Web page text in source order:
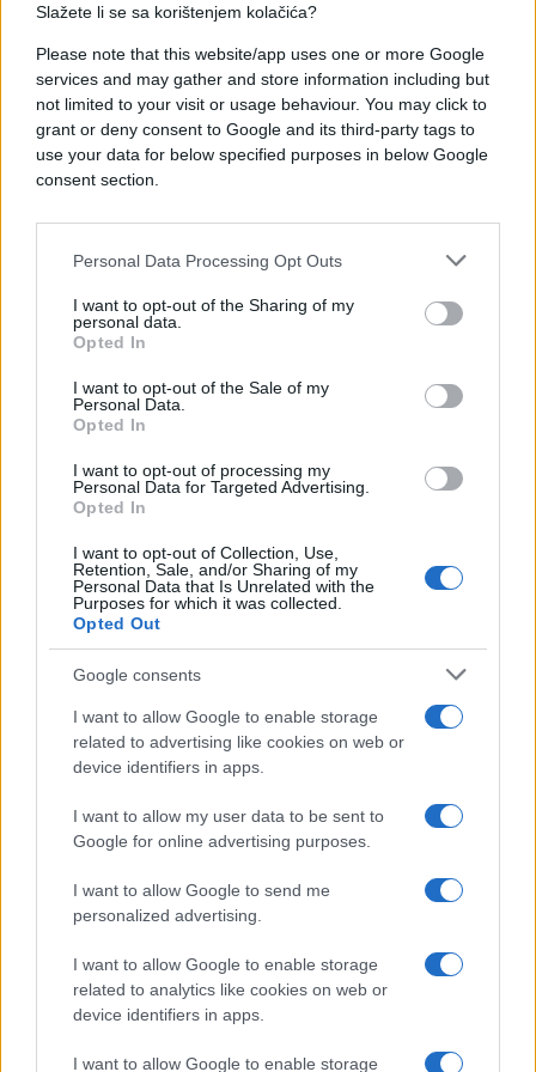
Slažete li se sa korištenjem kolačića?
Please note that this website/app uses one or more Google
services and may gather and store information including but
not limited to your visit or usage behaviour. You may click to
grant or deny consent to Google and its third-party tags to
use your data for below specified purposes in below Google
consent section.
Personal Data Processing Opt Outs
I want to opt-out of the Sharing of my
personal data.
Opted In
I want to opt-out of the Sale of my
Personal Data.
Opted In
I want to opt-out of processing my
Personal Data for Targeted Advertising.
Opted In
I want to opt-out of Collection, Use,
Retention, Sale, and/or Sharing of my
Personal Data that Is Unrelated with the
Purposes for which it was collected.
Opted Out
Google consents
I want to allow Google to enable storage
related to advertising like cookies on web or
device identifiers in apps.
I want to allow my user data to be sent to
Google for online advertising purposes.
I want to allow Google to send me
personalized advertising.
I want to allow Google to enable storage
related to analytics like cookies on web or
device identifiers in apps.
I want to allow Google to enable storage
kroz neočekivani dobitak ili naplatu davno
završenog projekta na koji ste skoro potpuno
zaboravili. Emotivni odnosi ulaze u jednu stabilnu i
mirnu luku, bez onih nepotrebnih drama koje vas
inače emotivno troše i koče.
Vodolija: Kako iskoristiti sretan period sredinom
mjeseca
naprijed, ali ste zbog toga često neshvaćeni u
svojoj okolini. Vaš horoskop za sredinu maja
ideja sa sirovom realnošću. Ono što je do jučer
drugima djelovalo kao čista utopija, sada postaje
opipljiv i vrlo isplativ poslovni model.
Ovaj sretan period sredinom mjeseca donosi vam
sudbinske susrete sa veoma uticajnim osobama. Te
osobe imaju stvarnu moć da finansijski podrže vaše
zamisli. Slobodne Vodolije mogu sasvim slučajno
sresti nekoga ko potpuno parira njihovom britkom
intelektu. Sa druge strane, zauzeti pripadnici znaka
uspješno obnavljaju staru strast kroz jedan otvoren
i krajnje iskren razgovor. Profesionalni rast je sada
potpuno izvjestan, a najvažniji korak jeste da
ostanete apsolutno dosljedni svojim osnovnim
principima i da ni pod kojim uslovima ne pristajete
na polovična rješenja koja vam se nude.
Ova tri znaka trenutno imaju potpuno otvoren put
pred sobom, ali vaša konkretna akcija ostaje
osvjetljavaju stazu, ali vi ste ti koji morate povući
prave poteze.